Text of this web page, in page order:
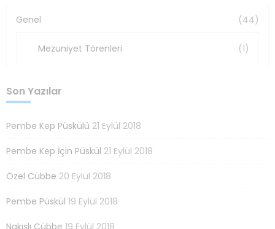
Genel (44)
Mezuniyet Törenleri (1)
Son Yazılar
Pembe Kep Püskülü 21 Eylül 2018
Pembe Kep İçin Püskül 21 Eylül 2018
Özel Cübbe 20 Eylül 2018
Pembe Püskül 19 Eylül 2018